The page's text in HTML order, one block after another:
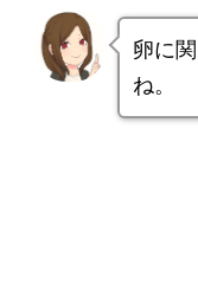
卵に
ね。